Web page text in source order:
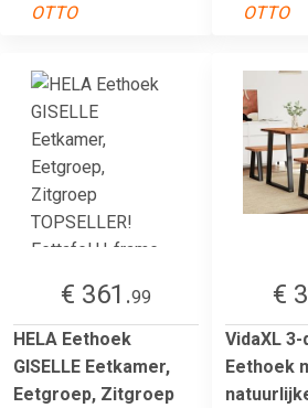
OTTO
OTTO
€ 361.99
HELA Eethoek
GISELLE Eetkamer,
Eetgroep, Zitgroep
€
VidaXL
Eethoek